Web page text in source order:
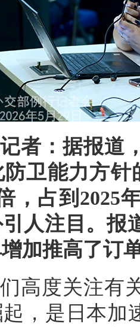
者：据报道
卫能力方
，占到2025
人注目。报
加推高了订
高度关注有
，是日本加